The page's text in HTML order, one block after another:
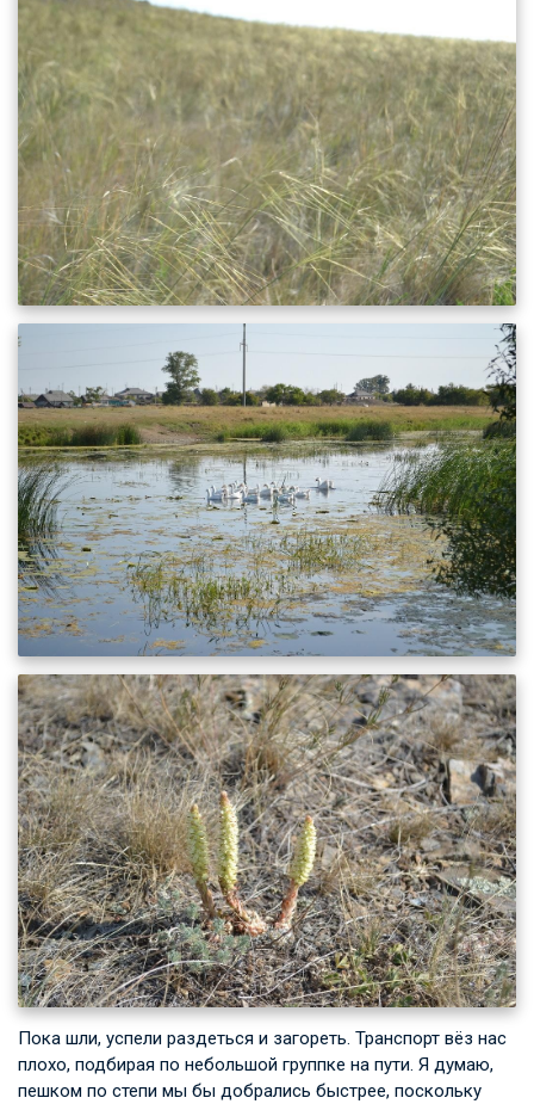
Пока шли, успели раздеться и загореть. Транспорт вёз нас
плохо, подбирая по небольшой группке на пути. Я думаю,
пешком по степи мы бы добрались быстрее, поскольку